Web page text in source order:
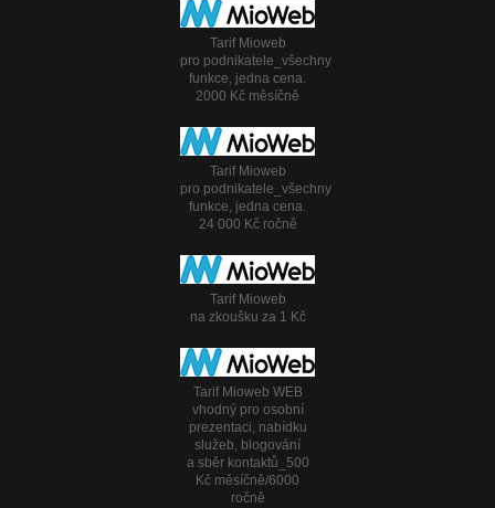
Tarif Mioweb
pro podnikatele_všechny
funkce, jedna cena.
2000 Kč měsíčně
Tarif Mioweb
pro podnikatele_všechny
funkce, jedna cena.
24 000 Kč ročně
Tarif Mioweb
na zkoušku za 1 Kč
Tarif Mioweb WEB
vhodný pro osobní
prezentaci, nabídku
služeb, blogování
a sběr kontaktů_500
Kč měsíčně/6000
ročně